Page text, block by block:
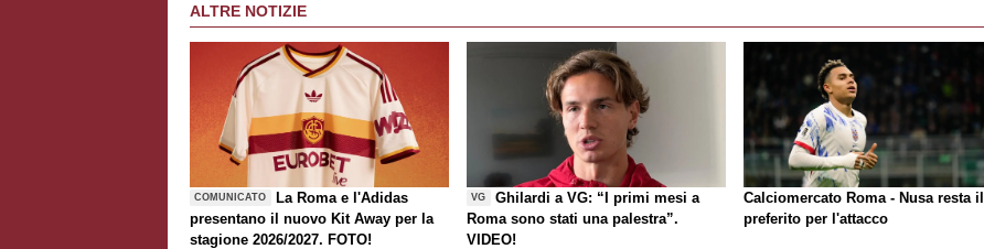
ALTRE NOTIZIE
COMUNICATO
La Roma e l'Adidas
presentano il nuovo Kit Away per la
stagione 2026/2027. FOTO!
VG
Ghilardi a VG: “I primi mesi a
Roma sono stati una palestra”.
VIDEO!
Calciomercato Roma - Nusa resta il
preferito per l'attacco